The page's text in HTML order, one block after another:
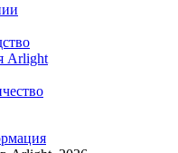
Arlight